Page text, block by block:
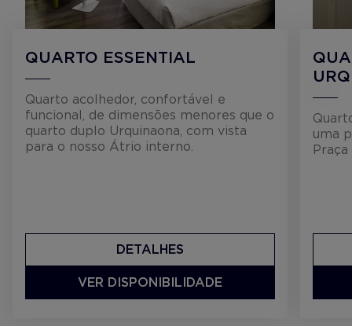
QUARTO ESSENTIAL
Quarto acolhedor, confortável e
funcional, de dimensões menores que o
quarto duplo Urquinaona, com vista
para o nosso Átrio interno.
DETALHES
VER DISPONIBILIDADE
uma